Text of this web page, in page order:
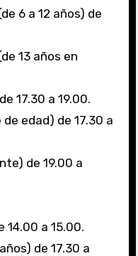
6 a 12 años) de
13 años en
17.30 a 19.00.
edad) de 17.30 a
de 19.00 a
14.00 a 15.00.
de 17.30 a